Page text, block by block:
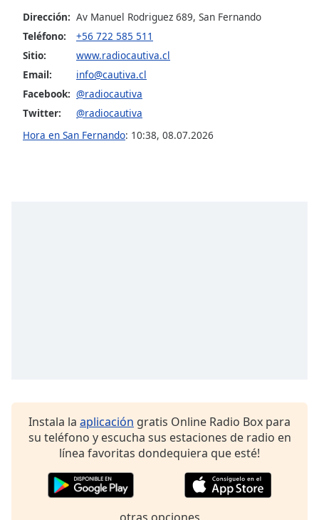
Subtitles
subtitles
settings
opens
settings
dialog
dialog
window.
Dirección: Av Manuel Rodriguez 689, San Fernando
Teléfono:
+56 722 585 511
Sitio:
www.radiocautiva.cl
Email:
info@cautiva.cl
Facebook: @radiocautiva
Twitter:
@radiocautiva
Hora en San Fernando: 10:38, 08.07.2026
Instala la aplicación gratis Online Radio Box para
su teléfono y escucha sus estaciones de radio en
línea favoritas dondequiera que esté!
otras opciones